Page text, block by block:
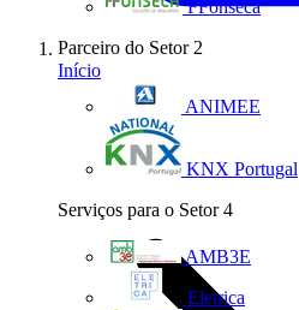
FFonseca
Parceiro do Setor 2
ANIMEE
KNX Portugal
Serviços para o Setor 4
AMB3E
Eletrica
Início